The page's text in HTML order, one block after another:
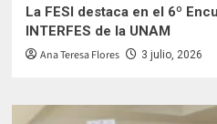
La FESI destaca en el 6º
INTERFES de la UNAM
Ana Teresa Flores 3 julio, 2026